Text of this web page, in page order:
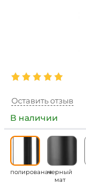
Оставить отзыв
В наличии
полированаячерный
мат